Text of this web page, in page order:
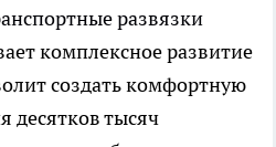
развязки
комплексное развитие
создать комфортную
десятков тысяч